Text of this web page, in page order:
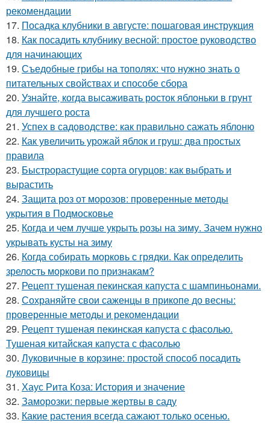
рекомендации
17. Посадка клубники в августе: пошаговая инструкция
18. Как посадить клубнику весной: простое руководство
для начинающих
19. Съедобные грибы на тополях: что нужно знать о
питательных свойствах и способе сбора
20. Узнайте, когда высаживать росток яблоньки в грунт
для лучшего роста
21. Успех в садоводстве: как правильно сажать яблоню
22. Как увеличить урожай яблок и груш: два простых
правила
23. Быстрорастущие сорта огурцов: как выбрать и
вырастить
24. Защита роз от морозов: проверенные методы
укрытия в Подмосковье
25. Когда и чем лучше укрыть розы на зиму. Зачем нужно
укрывать кусты на зиму
26. Когда собирать морковь с грядки. Как определить
зрелость моркови по признакам?
27. Рецепт тушеная пекинская капуста с шампиньонами.
28. Сохраняйте свои саженцы в прикопе до весны:
проверенные методы и рекомендации
29. Рецепт тушеная пекинская капуста с фасолью.
Тушеная китайская капуста с фасолью
30. Луковичные в корзине: простой способ посадить
луковицы
31. Хаус Рита Коза: История и значение
32. Заморозки: первые жертвы в саду
33. Какие растения всегда сажают только осенью.